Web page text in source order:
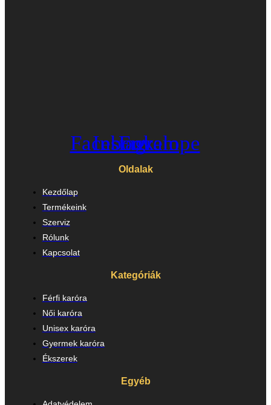
Facebook
Instagram
Envelope
Oldalak
Kezdőlap
Termékeink
Szerviz
Rólunk
Kapcsolat
Kategóriák
Férfi karóra
Női karóra
Unisex karóra
Gyermek karóra
Ékszerek
Egyéb